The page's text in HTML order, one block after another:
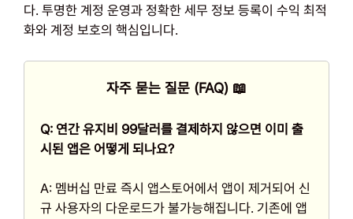
다. 투명한 계정 운영과 정확한 세무 정보 등록이 수익 최적
화와 계정 보호의 핵심입니다.
자주 묻는 질문 (FAQ) 📖
Q: 연간 유지비 99달러를 결제하지 않으면 이미 출
시된 앱은 어떻게 되나요?
A: 멤버십 만료 즉시 앱스토어에서 앱이 제거되어 신
규 사용자의 다운로드가 불가능해집니다. 기존에 앱